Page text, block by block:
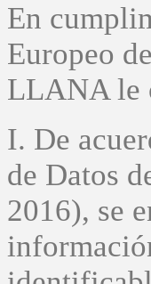
En
Europeo
LLANA le
I. De
de Datos
2016), se